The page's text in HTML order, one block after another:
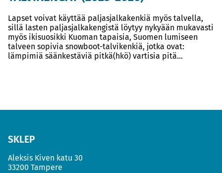
Lapset voivat käyttää paljasjalkakenkiä myös talvella,
sillä lasten paljasjalkakengistä löytyy nykyään mukavasti
myös ikisuosikki Kuoman tapaisia, Suomen lumiseen
talveen sopivia snowboot-talvikenkiä, jotka ovat:
lämpimiä säänkestäviä pitkä(hkö) vartisia pitä...
SKLEP
Aleksis Kiven katu 30
33200 Tampere